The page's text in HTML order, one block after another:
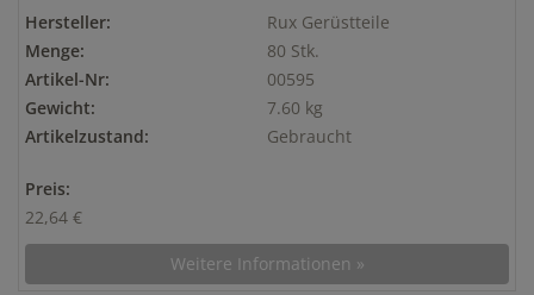
Hersteller:
Rux Gerüstteile
Menge:
80 Stk.
Artikel-Nr:
00595
Gewicht:
7.60 kg
Artikelzustand:
Gebraucht
Preis:
22,64 €
Weitere Informationen »